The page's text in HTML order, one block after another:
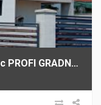
Građevinski radovi Niš i Leskovac PROFI GRADNJA SPASIĆ